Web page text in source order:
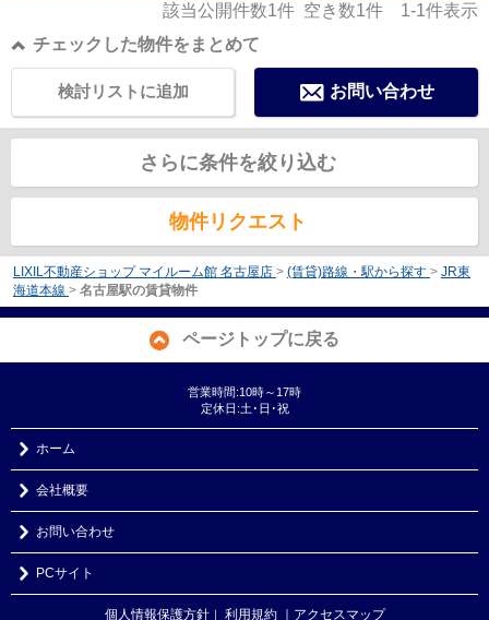
該当公開件数1件 空き数1件 1-1件表示
チェックした物件をまとめて
お問い合わせ
検討リストに追加
さらに条件を絞り込む
物件リクエスト
LIXIL不動産ショップ マイルーム館 名古屋店 > (賃貸)路線・駅から探す > JR東
海道本線 > 名古屋駅の賃貸物件
ページトップに戻る
営業時間:10時～17時
定休日:土･日･祝
ホーム
会社概要
お問い合わせ
PCサイト
個人情報保護方針｜ 利用規約 ｜アクセスマップ